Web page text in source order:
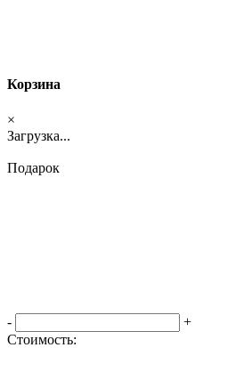
Корзина
×
Загрузка...
Подарок
-
+
Стоимость: